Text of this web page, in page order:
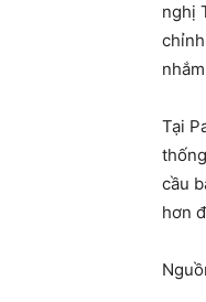
nghị
Tại
cầu
hơn